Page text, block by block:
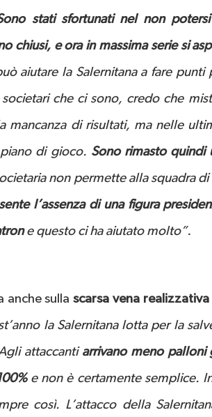
stati sfortunati nel non
chiusi, e ora in massima serie si
aiutare la Salernitana a fare punti
che ci sono, credo che
mancanza di risultati, ma nelle
di gioco. Sono rimasto quindi
non permette alla squadra
l’assenza di una figura
e questo ci ha aiutato molto”.
anche sulla scarsa vena
la Salernitana lotta per la
attaccanti arrivano meno
e non è certamente semplice.
così. L’attacco della